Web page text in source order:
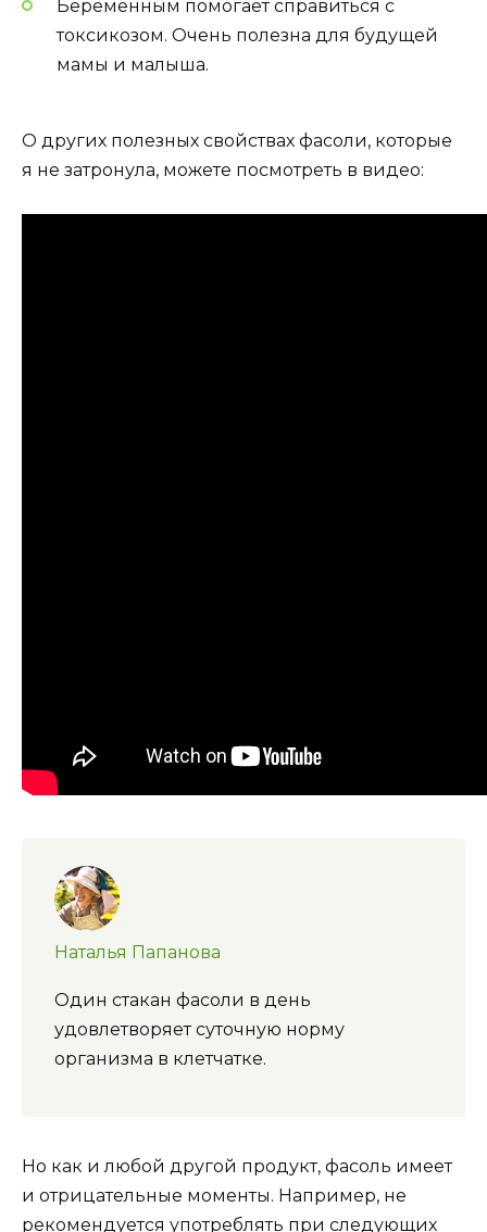
Беременным помогает справиться с
токсикозом. Очень полезна для будущей
мамы и малыша.
О других полезных свойствах фасоли, которые
я не затронула, можете посмотреть в видео:
Наталья Папанова
Один стакан фасоли в день
удовлетворяет суточную норму
организма в клетчатке.
Но как и любой другой продукт, фасоль имеет
и отрицательные моменты. Например, не
рекомендуется употреблять при следующих